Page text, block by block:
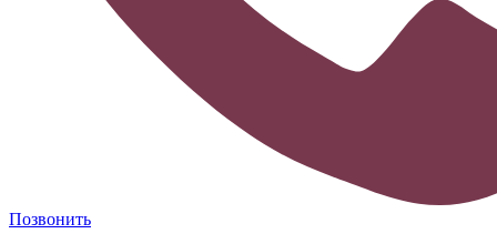
Позвонить